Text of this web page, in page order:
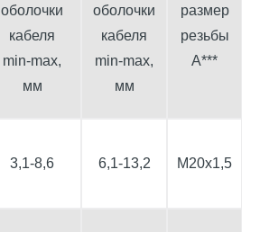
оболочки
кабеля
min-max,
мм
оболочки
кабеля
min-max,
мм
размер
резьбы
А***
3,1-8,6 6,1-13,2 М20х1,5